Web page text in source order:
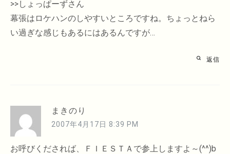
>>しょっぱーずさん
幕張はロケハンのしやすいところですね。ちょっとねら
い過ぎな感じもあるにはあるんですが…
返信
まきのり
2007年4月17日 8:39 PM
お呼びくだされば、ＦＩＥＳＴＡで参上しますよ～(^^)b